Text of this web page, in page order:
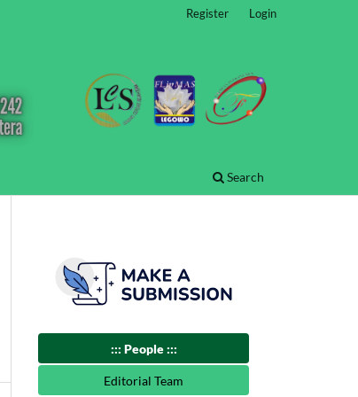
Search
Register Login
::: People :::
Editorial Team